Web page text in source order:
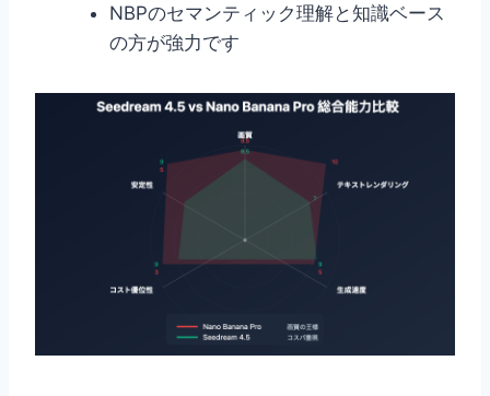
NBPのセマンティック理解と知識ベース
の方が強力です